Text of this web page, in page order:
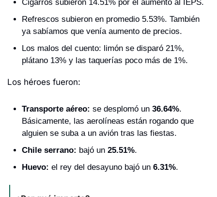
Refrescos subieron en promedio 5.53%. También
ya sabíamos que venía aumento de precios.
Los malos del cuento: limón se disparó 21%,
plátano 13% y las taquerías poco más de 1%.
Los héroes fueron:
Transporte aéreo: se desplomó un 36.64%.
Básicamente, las aerolíneas están rogando que
alguien se suba a un avión tras las fiestas.
Chile serrano: bajó un 25.51%.
Huevo: el rey del desayuno bajó un 6.31%.